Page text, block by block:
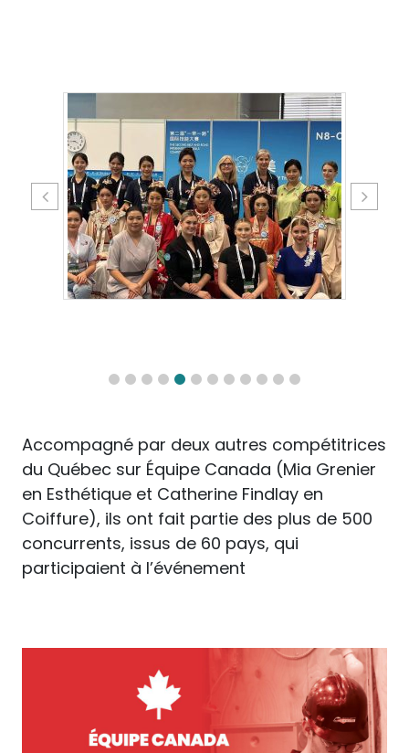
Accompagné par deux autres compétitrices
du Québec sur Équipe Canada (Mia Grenier
en Esthétique et Catherine Findlay en
Coiffure), ils ont fait partie des plus de 500
concurrents, issus de 60 pays, qui
participaient à l’événement